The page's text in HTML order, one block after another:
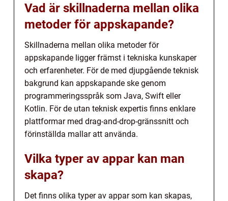
Vad är skillnaderna mellan olika
metoder för appskapande?
Skillnaderna mellan olika metoder för
appskapande ligger främst i tekniska kunskaper
och erfarenheter. För de med djupgående teknisk
bakgrund kan appskapande ske genom
programmeringsspråk som Java, Swift eller
Kotlin. För de utan teknisk expertis finns enklare
plattformar med drag-and-drop-gränssnitt och
förinställda mallar att använda.
Vilka typer av appar kan man
skapa?
Det finns olika typer av appar som kan skapas,